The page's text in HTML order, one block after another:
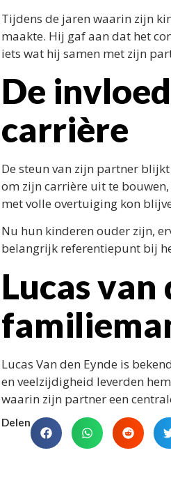
Tijdens de jaren waarin zijn
maakte. Hij gaf aan dat het
iets wat hij samen met zijn
De
carrière
De steun van zijn partner
om zijn carrière uit te
met volle overtuiging kon
Nu hun kinderen ouder zijn,
belangrijk referentiepunt bij
Lucas van
Lucas Van den Eynde is
en veelzijdigheid leverden
waarin zijn partner een
Delen